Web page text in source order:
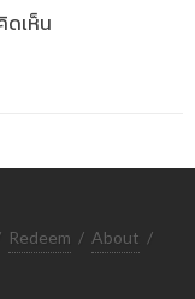
ดเห็น
Redeem / About /